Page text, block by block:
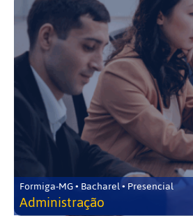
Formiga-MG • Bacharel • Presencial
Administração